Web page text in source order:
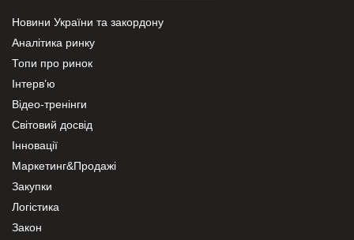
Новини України та закордону
Аналітика ринку
Топи про ринок
Інтерв’ю
Відео-тренінги
Світовий досвід
Інновації
Маркетинг&Продажі
Закупки
Логістика
Закон